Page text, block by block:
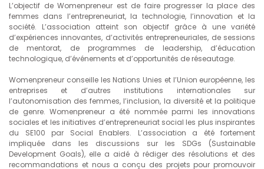
L’objectif de Womenpreneur est de faire progresser la place des
femmes dans l’entrepreneuriat, la technologie, l’innovation et la
société. L’association atteint son objectif grâce à une variété
d’expériences innovantes, d’activités entrepreneuriales, de sessions
de mentorat, de programmes de leadership, d’éducation
technologique, d’événements et d’opportunités de réseautage.
Womenpreneur conseille les Nations Unies et l’Union européenne, les
entreprises et d’autres institutions internationales sur
l’autonomisation des femmes, l’inclusion, la diversité et la politique
de genre. Womenpreneur a été nommée parmi les innovations
sociales et les initiatives d’entrepreneuriat social les plus inspirantes
du SE100 par Social Enablers. L’association a été fortement
impliquée dans les discussions sur les SDGs (Sustainable
Development Goals), elle a aidé à rédiger des résolutions et des
recommandations et nous a conçu des projets pour promouvoir